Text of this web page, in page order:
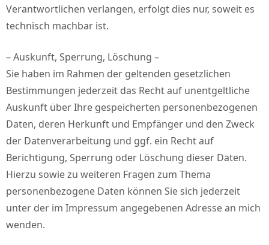
Verantwortlichen verlangen, erfolgt dies nur, soweit es
technisch machbar ist.
– Auskunft, Sperrung, Löschung –
Sie haben im Rahmen der geltenden gesetzlichen
Bestimmungen jederzeit das Recht auf unentgeltliche
Auskunft über Ihre gespeicherten personenbezogenen
Daten, deren Herkunft und Empfänger und den Zweck
der Datenverarbeitung und ggf. ein Recht auf
Berichtigung, Sperrung oder Löschung dieser Daten.
Hierzu sowie zu weiteren Fragen zum Thema
personenbezogene Daten können Sie sich jederzeit
unter der im Impressum angegebenen Adresse an mich
wenden.